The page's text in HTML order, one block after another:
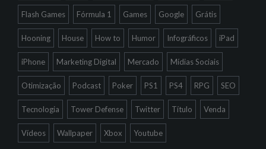
Flash Games Fórmula 1 Games Google Grátis
Hooning House How to Humor Infográficos iPad
iPhone Marketing Digital Mercado Mídias Sociais
Otimização Podcast Poker PS1 PS4 RPG SEO
Tecnologia Tower Defense Twitter Título Venda
Vídeos Wallpaper Xbox Youtube